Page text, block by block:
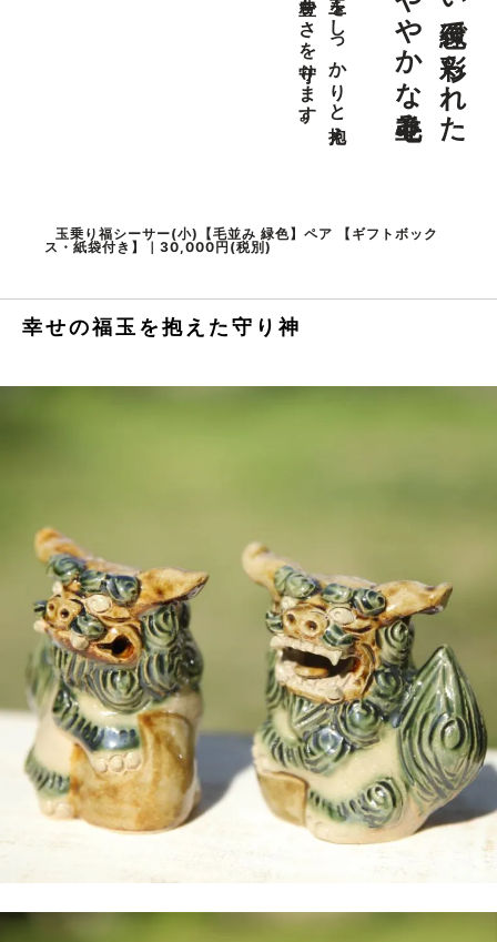
つややかな毛並み。
幸福を呼ぶ玉をしっかりと抱え、
玉乗り福シーサー(小)【毛並み 緑色】ペア 【ギフトボック
ス・紙袋付き】｜30,000円(税別)
幸せの福玉を抱えた守り神